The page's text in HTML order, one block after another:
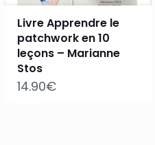
Livre Apprendre le
patchwork en 10
leçons – Marianne
Stos
14.90€